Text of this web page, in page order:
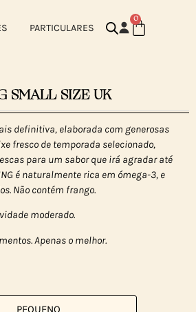
PARTICULARES
0
SMALL SIZE UK
definitiva, elaborada com generosas
fresco de temporada selecionado,
para um sabor que irá agradar até
é naturalmente rica em ómega-3, e
Não contém frango.
moderado.
Apenas o melhor.
PEQUENO